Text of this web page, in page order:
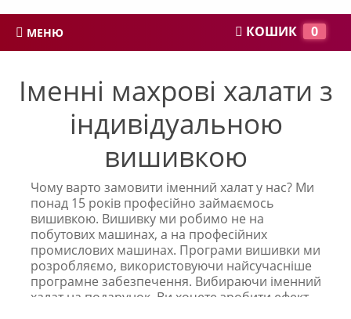
МЕНЮ КОШИК 0
Іменні махрові халати з
індивідуальною
вишивкою
Чому варто замовити іменний халат у нас? Ми
понад 15 років професійно займаємось
вишивкою. Вишивку ми робимо не на
побутових машинах, а на професійних
промислових машинах. Програми вишивки ми
розробляємо, використовуючи найсучасніше
програмне забезпечення. Вибираючи іменний
халат на подарунок, Ви хочете зробити ефект